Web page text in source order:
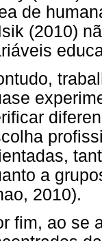
de
(2010)
a
2010).
fim, ao se